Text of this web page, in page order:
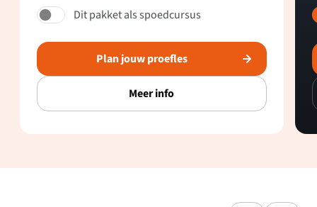
Dit pakket als spoedcursus
Plan jouw proefles
Meer info